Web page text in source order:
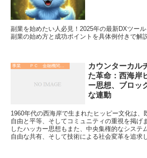
副業を始めたい人必見！2025年の最新DXツー
副業の始め方と成功ポイントを具体例付きで解説
カウンターカル
た革命：西海岸
ー思想、ブロッ
な連動
1960年代の西海岸で生まれたヒッピー文化は、
自由と平等、そしてコミュニティの重視を掲げ
したハッカー思想もまた、中央集権的なシステ
自由な共有、そして技術による社会変革を追求